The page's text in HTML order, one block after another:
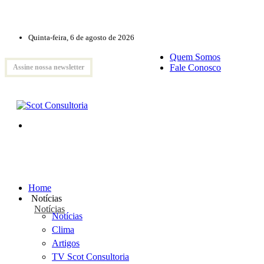
Quinta-feira, 6 de agosto de 2026
Assine nossa newsletter
Quem Somos
Fale Conosco
Home
Notícias
Notícias
Notícias
Clima
Artigos
TV Scot Consultoria